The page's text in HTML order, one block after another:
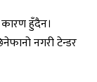
हुँदैन।
नगरी टेन्डर